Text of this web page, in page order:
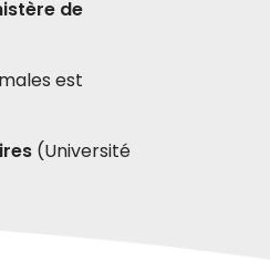
de
est
(Université